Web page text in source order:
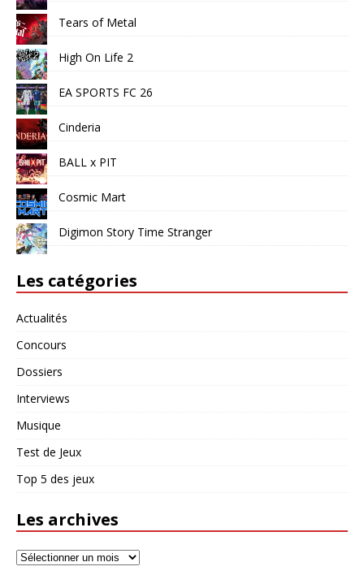
Tears of Metal
High On Life 2
EA SPORTS FC 26
Cinderia
BALL x PIT
Cosmic Mart
Digimon Story Time Stranger
Les catégories
Actualités
Concours
Dossiers
Interviews
Musique
Test de Jeux
Top 5 des jeux
Les archives